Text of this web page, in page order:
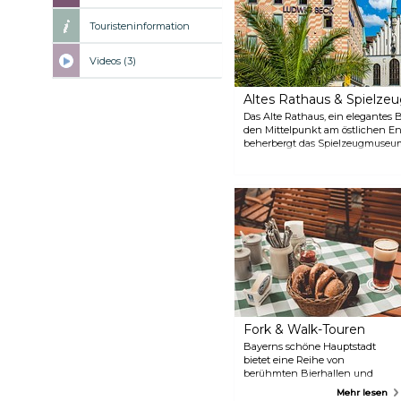
Touristeninformation
Videos (3)
Altes Rathaus &
Das Alte Rathaus, ein elegantes
den Mittelpunkt am östlichen
beherbergt das
Das Gebäude zeichnet sich
Fork & Walk-Touren
Bayerns schöne Hauptstadt
bietet eine Reihe von
berühmten Bierhallen und
Biergärten. Zusammen mit
Mehr lesen